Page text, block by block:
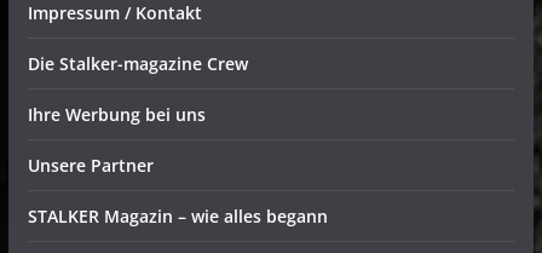
Impressum / Kontakt
Die Stalker-magazine Crew
Ihre Werbung bei uns
Unsere Partner
STALKER Magazin – wie alles begann